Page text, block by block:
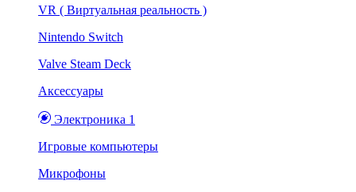
VR ( Виртуальная реальность )
Nintendo Switch
Valve Steam Deck
Аксессуары
Электроника 1
Игровые компьютеры
Микрофоны